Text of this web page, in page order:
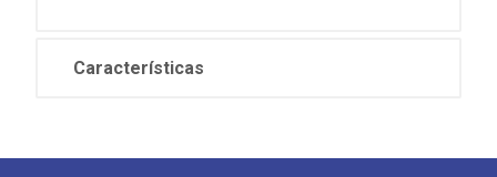
Características